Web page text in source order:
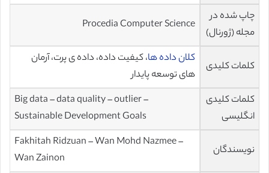
چاپ شده در
مجله (ژورنال)
Procedia Computer Science
کلمات کلیدی
کلان داده ها، کیفیت داده، داده ی پرت، آرمان
های توسعه پایدار
کلمات کلیدی
انگلیسی
Big data – data quality – outlier –
Sustainable Development Goals
نویسندگان
Fakhitah Ridzuan – Wan Mohd Nazmee –
Wan Zainon